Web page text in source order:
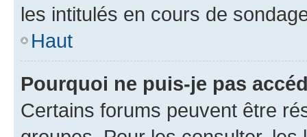
les intitulés en cours de
Haut
Pourquoi ne puis-je pas
Certains forums peuvent être